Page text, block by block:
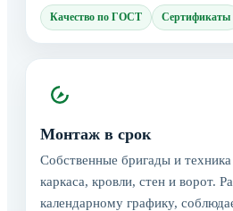
Качество по ГОСТ Сертификаты
Монтаж в срок
Собственные бригады и
каркаса, кровли, стен и ворот.
календарному графику,